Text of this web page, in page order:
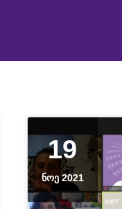
19
ᲜᲝᲔ 2021